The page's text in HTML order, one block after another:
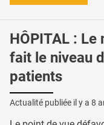
HÔPITAL :
fait le niveau
patients
Actualité publiée il y a 8